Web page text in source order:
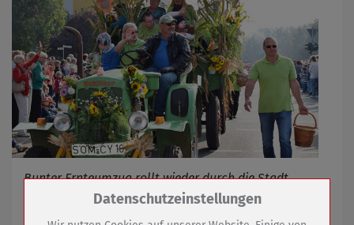
Bunter Ernteumzug rollt wieder durch die Stadt
Zum Betrieb der Seite notwendige Cookies /
Datenschutzeinstellungen